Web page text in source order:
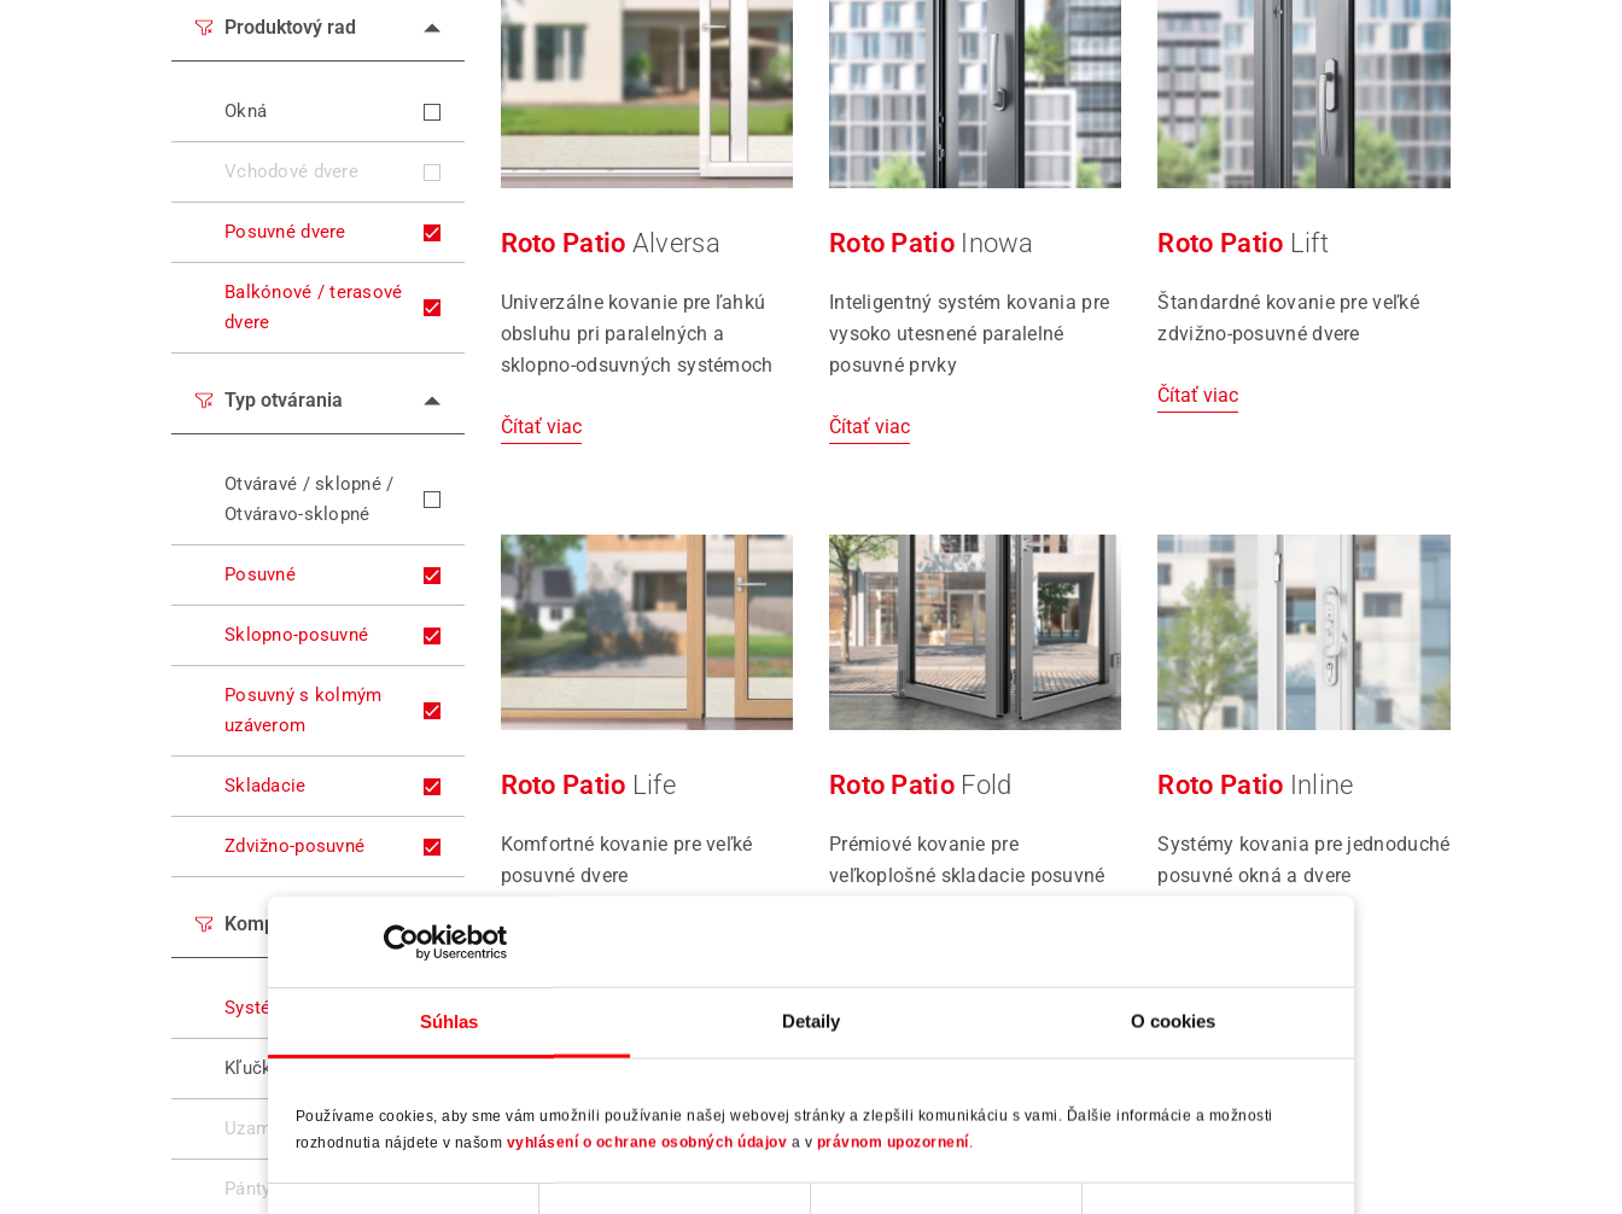
Súhlas Detaily O cookies
Používame cookies, aby sme vám umožnili používanie našej webovej stránky a zlepšili komunikáciu s vami. Ďalšie informácie a možnosti
rozhodnutia nájdete v našom vyhlásení o ochrane osobných údajov a v právnom upozornení.
Výber
Predajcovia
Produktový rad
Okná
Vchodové dvere
Posuvné dvere
Balkónové / terasové
dvere
Typ otvárania
Otváravé / sklopné /
Otváravo-sklopné
Posuvné
Sklopno-posuvné
Posuvný s kolmým
uzáverom
Skladacie
Zdvižno-posuvné
Komponenty
Systém kovania
Kľučky
Uzamykanie
Pánty
Roto Patio Alversa
Univerzálne kovanie pre ľahkú
obsluhu pri paralelných a
sklopno-odsuvných systémoch
Čítať viac
Roto Patio Inowa
Inteligentný systém kovania pre
vysoko utesnené paralelné
posuvné prvky
Čítať viac
Roto Patio Lift
Štandardné kovanie pre veľké
zdvižno-posuvné dvere
Čítať viac
Roto Patio Life
Komfortné kovanie pre veľké
posuvné dvere
Čítať viac
Roto Patio Fold
Prémiové kovanie pre
veľkoplošné skladacie posuvné
Roto Patio Inline
Systémy kovania pre jednoduché
posuvné okná a dvere